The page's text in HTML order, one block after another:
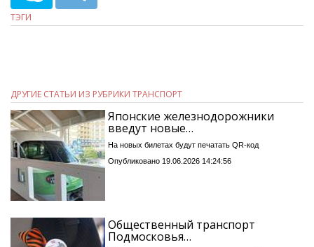
ТЭГИ
ДРУГИЕ СТАТЬИ ИЗ РУБРИКИ ТРАНСПОРТ
Японские железнодорожники
введут новые…
На новых билетах будут печатать QR-код
Опубликовано 19.06.2026 14:24:56
Общественный транспорт
Подмосковья…